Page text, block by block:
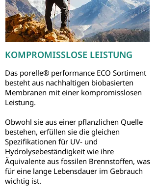
KOMPROMISSLOSE LEISTUNG
Das porelle® performance ECO Sortiment
besteht aus nachhaltigen biobasierten
Membranen mit einer kompromisslosen
Leistung.
Obwohl sie aus einer pflanzlichen Quelle
bestehen, erfüllen sie die gleichen
Spezifikationen für UV- und
Hydrolysebeständigkeit wie ihre
Äquivalente aus fossilen Brennstoffen, was
für eine lange Lebensdauer im Gebrauch
wichtig ist.